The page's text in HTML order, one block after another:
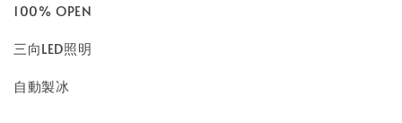
100% OPEN
三向LED照明
自動製冰